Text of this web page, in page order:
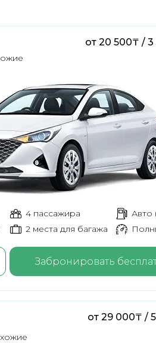
от 29 000₸ /
Забронировать
от 20 500₸ /
Авто
4 пассажира
2 места для багажа